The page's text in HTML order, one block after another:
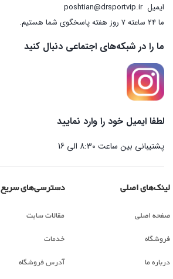
ایمیلposhtian@drsportvip.ir
ما 24 ساعته 7 روز هفته پاسخگوی شما هستیم.
ما را در شبکه‌های اجتماعی دنبال کنید
لطفا ایمیل خود را وارد نمایید
پشتیبانی بین ساعت 8:30 الی 16
لینک‌های اصلی
صفحه اصلی
فروشگاه
درباره ما
دسترسی‌های سریع
مقالات سایت
خدمات
آدرس فروشگاه